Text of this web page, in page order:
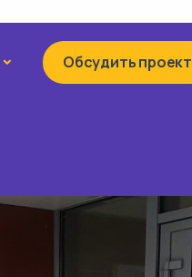
КонтактыОбсудить проект